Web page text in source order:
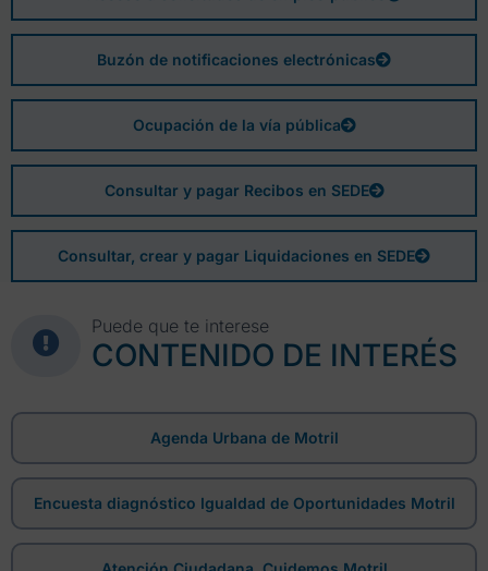
Buzón de notificaciones electrónicas
Ocupación de la vía pública
Consultar y pagar Recibos en SEDE
Consultar, crear y pagar Liquidaciones en SEDE
Puede que te interese
CONTENIDO DE INTERÉS
Agenda Urbana de Motril
Encuesta diagnóstico Igualdad de Oportunidades Motril